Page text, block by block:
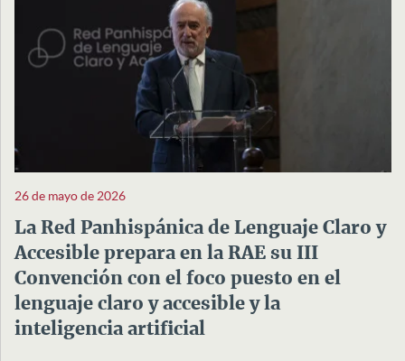
26 de mayo de 2026
La Red Panhispánica de Lenguaje Claro y
Accesible prepara en la RAE su III
Convención con el foco puesto en el
lenguaje claro y accesible y la
inteligencia artificial